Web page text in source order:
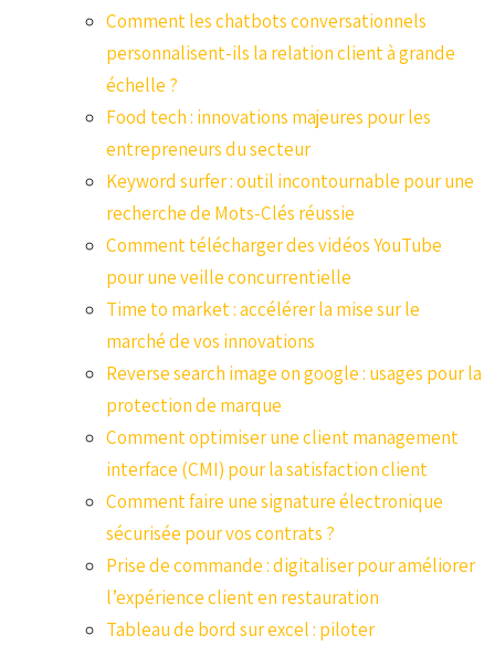
Comment les chatbots conversationnels
personnalisent-ils la relation client à grande
échelle ?
Food tech : innovations majeures pour les
entrepreneurs du secteur
Keyword surfer : outil incontournable pour une
recherche de Mots-Clés réussie
Comment télécharger des vidéos YouTube
pour une veille concurrentielle
Time to market : accélérer la mise sur le
marché de vos innovations
Reverse search image on google : usages pour la
protection de marque
Comment optimiser une client management
interface (CMI) pour la satisfaction client
Comment faire une signature électronique
sécurisée pour vos contrats ?
Prise de commande : digitaliser pour améliorer
l’expérience client en restauration
Tableau de bord sur excel : piloter